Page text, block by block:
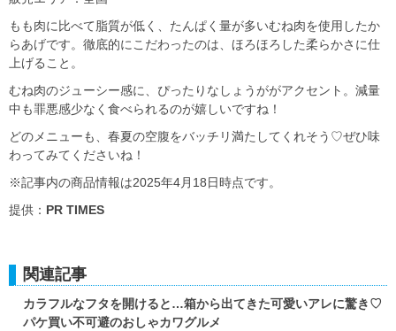
もも肉に比べて脂質が低く、たんぱく量が多いむね肉を使用したか
らあげです。徹底的にこだわったのは、ほろほろした柔らかさに仕
上げること。
むね肉のジューシー感に、ぴったりなしょうががアクセント。減量
中も罪悪感少なく食べられるのが嬉しいですね！
どのメニューも、春夏の空腹をバッチリ満たしてくれそう♡ぜひ味
わってみてくださいね！
※記事内の商品情報は2025年4月18日時点です。
提供： PR TIMES
関連記事
カラフルなフタを開けると…箱から出てきた可愛いアレに驚き♡
パケ買い不可避のおしゃカワグルメ